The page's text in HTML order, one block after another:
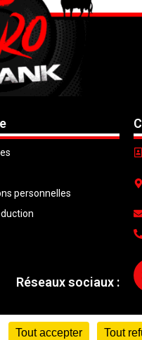
personnelles
Réseaux sociaux :
droit réservé |Mentions Légales
Tout accepter Tout